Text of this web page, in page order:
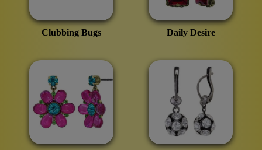
Clubbing Bugs Daily Desire